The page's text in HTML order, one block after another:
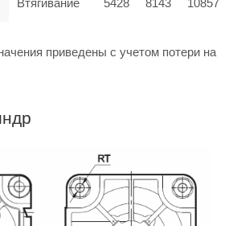
Втягивание 5428 8143 10857
приведены с учетом потери на